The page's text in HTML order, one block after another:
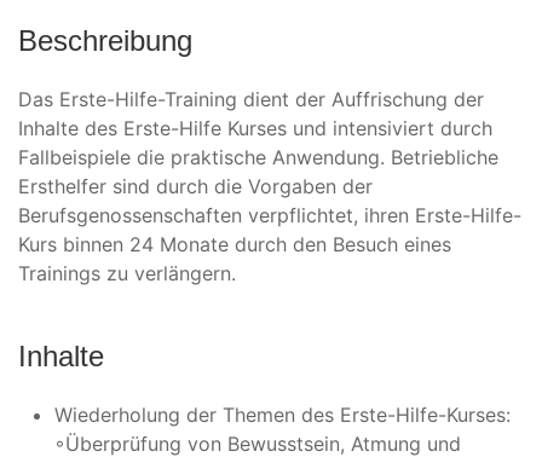
Beschreibung
Das Erste-Hilfe-Training dient der Auffrischung der
Inhalte des Erste-Hilfe Kurses und intensiviert durch
Fallbeispiele die praktische Anwendung. Betriebliche
Ersthelfer sind durch die Vorgaben der
Berufsgenossenschaften verpflichtet, ihren Erste-Hilfe-
Kurs binnen 24 Monate durch den Besuch eines
Trainings zu verlängern.
Inhalte
Wiederholung der Themen des Erste-Hilfe-Kurses:
◦Überprüfung von Bewusstsein, Atmung und